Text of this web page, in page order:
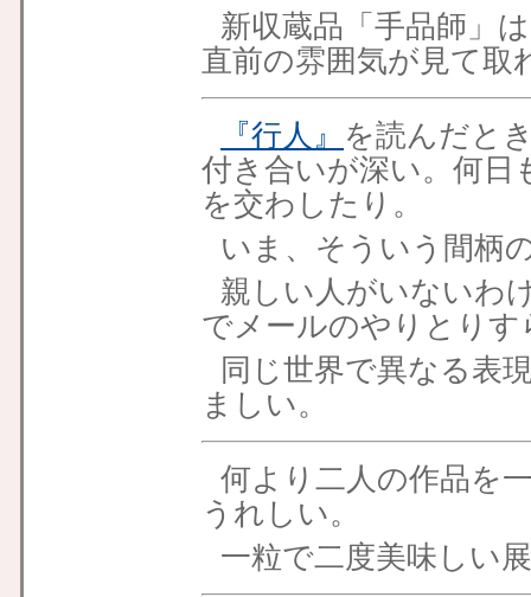
新収蔵品「手品師」
直前の雰囲気が見て取
『行人』
を読んだと
付き合いが深い。何日
を交わしたり。
いま、そういう間柄
親しい人がいないわ
でメールのやりとりす
同じ世界で異なる表
ましい。
何より二人の作品を
うれしい。
一粒で二度美味しい